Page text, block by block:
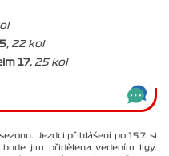
, 22 kol
17, 25 kol
Jezdci přihlášení po 15.7. si
jim přidělena vedením ligy.